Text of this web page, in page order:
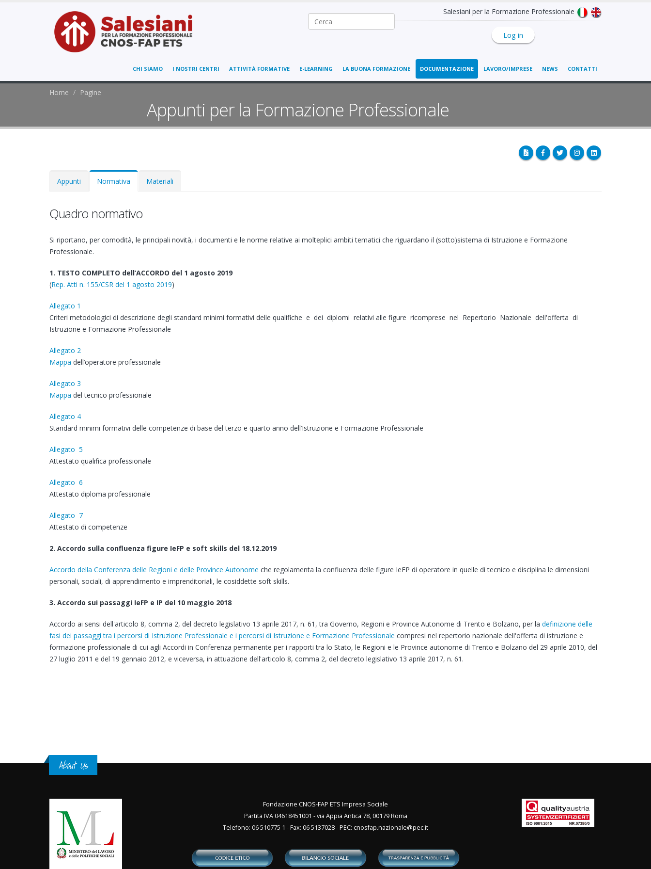
Salesiani per la Formazione Professionale
Log in
Ricerca nel sito
CHI SIAMO I NOSTRI CENTRI ATTIVITÀ FORMATIVE E-LEARNING LA BUONA FORMAZIONE DOCUMENTAZIONE LAVORO/IMPRESE NEWS CONTATTI
Home Pagine
Appunti per la Formazione Professionale
Appunti Normativa (activeMateriali
Quadro normativo
Si riportano, per comodità, le principali novità, i documenti e le norme relative ai molteplici ambiti tematici che riguardano il (sotto)sistema di Istruzione e Formazione
Professionale.
1. TESTO COMPLETO dell’ACCORDO del 1 agosto 2019
(Rep. Atti n. 155/CSR del 1 agosto 2019)
Allegato 1
Criteri metodologici di descrizione degli standard minimi formativi delle qualifiche e dei diplomi relativi alle figure ricomprese nel Repertorio Nazionale dell'offerta di
Istruzione e Formazione Professionale
Allegato 2
Mappa dell’operatore professionale
Allegato 3
Mappa del tecnico professionale
Allegato 4
Standard minimi formativi delle competenze di base del terzo e quarto anno dell’Istruzione e Formazione Professionale
Allegato 5
Attestato qualifica professionale
Allegato 6
Attestato diploma professionale
Allegato 7
Attestato di competenze
2. Accordo sulla confluenza figure IeFP e soft skills del 18.12.2019
Accordo della Conferenza delle Regioni e delle Province Autonome che regolamenta la confluenza delle figure IeFP di operatore in quelle di tecnico e disciplina le dimensioni
personali, sociali, di apprendimento e imprenditoriali, le cosiddette soft skills.
3. Accordo sui passaggi IeFP e IP del 10 maggio 2018
Accordo ai sensi dell'articolo 8, comma 2, del decreto legislativo 13 aprile 2017, n. 61, tra Governo, Regioni e Province Autonome di Trento e Bolzano, per la definizione delle
fasi dei passaggi tra i percorsi di Istruzione Professionale e i percorsi di Istruzione e Formazione Professionale compresi nel repertorio nazionale dell'offerta di istruzione e
formazione professionale di cui agli Accordi in Conferenza permanente per i rapporti tra lo Stato, le Regioni e le Province autonome di Trento e Bolzano del 29 aprile 2010, del
27 luglio 2011 e del 19 gennaio 2012, e viceversa, in attuazione dell'articolo 8, comma 2, del decreto legislativo 13 aprile 2017, n. 61.
About Us
Fondazione CNOS-FAP ETS Impresa Sociale
Partita IVA 04618451001 - via Appia Antica 78, 00179 Roma
Telefono: 06 510775 1 - Fax: 06 5137028 - PEC: cnosfap.nazionale@pec.it